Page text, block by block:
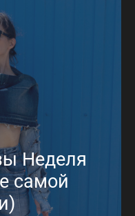
Неделя
самой